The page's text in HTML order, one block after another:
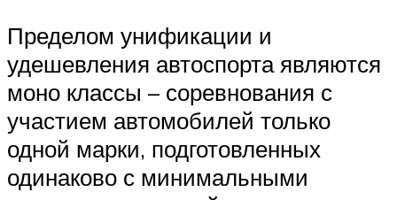
Пределом унификации и
удешевления автоспорта являются
моно классы – соревнования с
участием автомобилей только
одной марки, подготовленных
одинаково с минимальными